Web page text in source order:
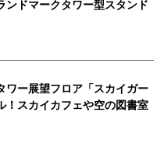
ンドマークタワー型スタンド
ワー展望フロア「スカイガー
！スカイカフェや空の図書室